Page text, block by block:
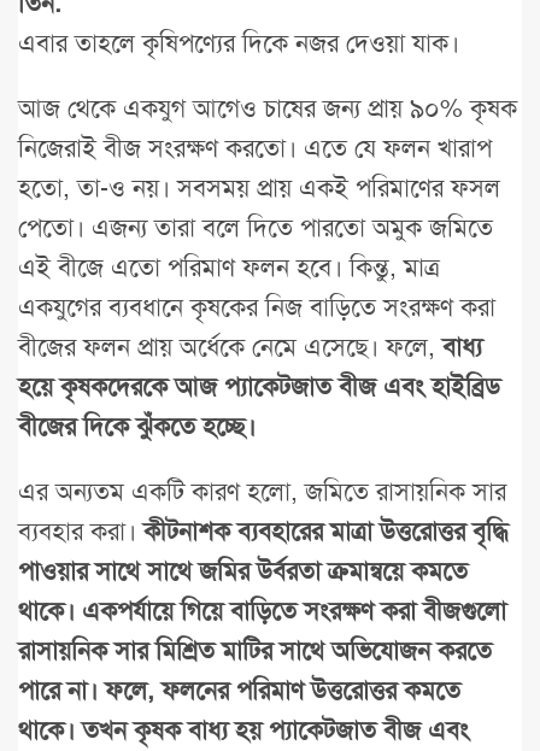
এবার তাহলে কৃষিপণ্যের দিকে নজর দেওয়া যাক।
আজ থেকে একযুগ আগেও চাষের জন্য প্রায় ৯০% কৃষক
নিজেরাই বীজ সংরক্ষণ করতো। এতে যে ফলন খারাপ
হতো, তা-ও নয়। সবসময় প্রায় একই পরিমাণের ফসল
পেতো। এজন্য তারা বলে দিতে পারতো অমুক জমিতে
এই বীজে এতো পরিমাণ ফলন হবে। কিন্তু, মাত্র
একযুগের ব্যবধানে কৃষকের নিজ বাড়িতে সংরক্ষণ করা
বীজের ফলন প্রায় অর্ধেকে নেমে এসেছে। ফলে,বাধ্য
হয়ে কৃষকদেরকে আজ প্যাকেটজাত বীজ এবং হাইব্রিড
বীজের দিকে ঝুঁকতে হচ্ছে।
এর অন্যতম একটি কারণ হলো, জমিতে রাসায়নিক সার
ব্যবহার করা।কীটনাশক ব্যবহারের মাত্রা উত্তরোত্তর বৃদ্ধি
পাওয়ার সাথে সাথে জমির উর্বরতা ক্রমান্বয়ে কমতে
থাকে। একপর্যায়ে গিয়ে বাড়িতে সংরক্ষণ করা বীজগুলো
রাসায়নিক সার মিশ্রিত মাটির সাথে অভিযোজন করতে
পারে না। ফলে, ফলনের পরিমাণ উত্তরোত্তর কমতে
থাকে। তখন কৃষক বাধ্য হয় প্যাকেটজাত বীজ এবং